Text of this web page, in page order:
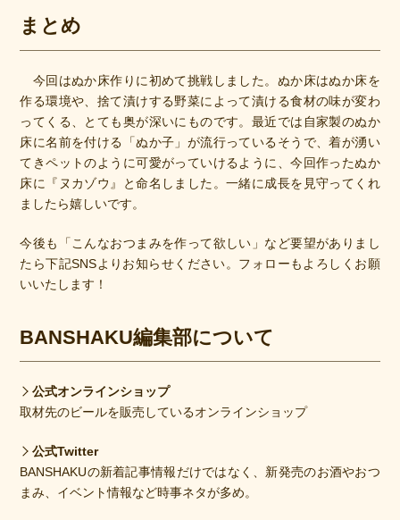
まとめ
今回はぬか床作りに初めて挑戦しました。ぬか床はぬか床を
作る環境や、捨て漬けする野菜によって漬ける食材の味が変わ
ってくる、とても奥が深いにものです。最近では自家製のぬか
床に名前を付ける「ぬか子」が流行っているそうで、着が湧い
てきペットのように可愛がっていけるように、今回作ったぬか
床に『ヌカゾウ』と命名しました。一緒に成長を見守ってくれ
ましたら嬉しいです。
今後も「こんなおつまみを作って欲しい」など要望がありまし
たら下記SNSよりお知らせください。フォローもよろしくお願
いいたします！
BANSHAKU編集部について
公式オンラインショップ
取材先のビールを販売しているオンラインショップ
公式Twitter
BANSHAKUの新着記事情報だけではなく、新発売のお酒やおつ
まみ、イベント情報など時事ネタが多め。